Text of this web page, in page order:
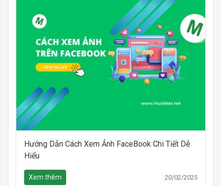
Hướng Dẫn Cách Xem Ảnh FaceBook Chi Tiết Dễ
Hiểu
Xem thêm 20/02/2025